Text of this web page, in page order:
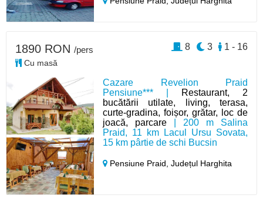
Cazare Revelion Praid
Pensiune*** |
Restaurant, 2
bucătării utilate, living, terasa,
curte-gradina, foișor, grătar, loc de
joacă, parcare | 200 m Salina
Praid, 11 km Lacul Ursu Sovata,
15 km pârtie de schi Bucsin
Pensiune Praid,Județul Harghita
1890 RON /pers
Cu masă
1 - 16
3
8